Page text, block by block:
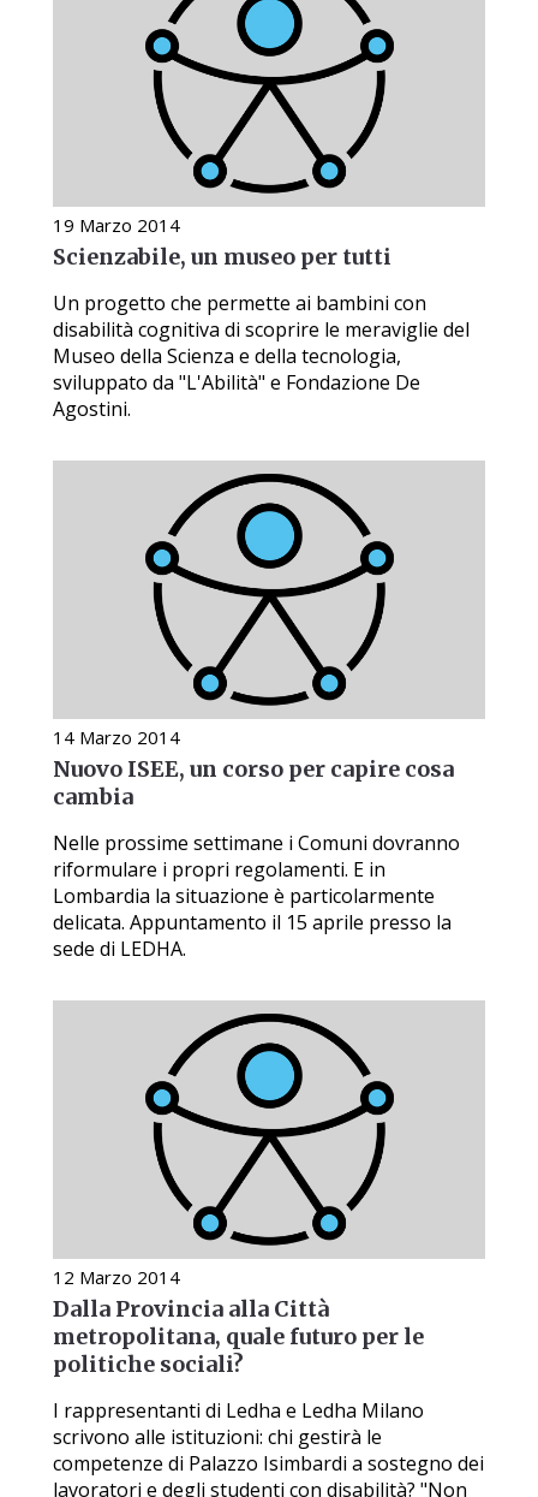
19 Marzo 2014
Scienzabile, un museo per tutti
Un progetto che permette ai bambini con
disabilità cognitiva di scoprire le meraviglie del
Museo della Scienza e della tecnologia,
sviluppato da "L'Abilità" e Fondazione De
Agostini.
14 Marzo 2014
Nuovo ISEE, un corso per capire cosa
cambia
Nelle prossime settimane i Comuni dovranno
riformulare i propri regolamenti. E in
Lombardia la situazione è particolarmente
delicata. Appuntamento il 15 aprile presso la
sede di LEDHA.
12 Marzo 2014
Dalla Provincia alla Città
metropolitana, quale futuro per le
politiche sociali?
I rappresentanti di Ledha e Ledha Milano
scrivono alle istituzioni: chi gestirà le
competenze di Palazzo Isimbardi a sostegno dei
lavoratori e degli studenti con disabilità? "Non